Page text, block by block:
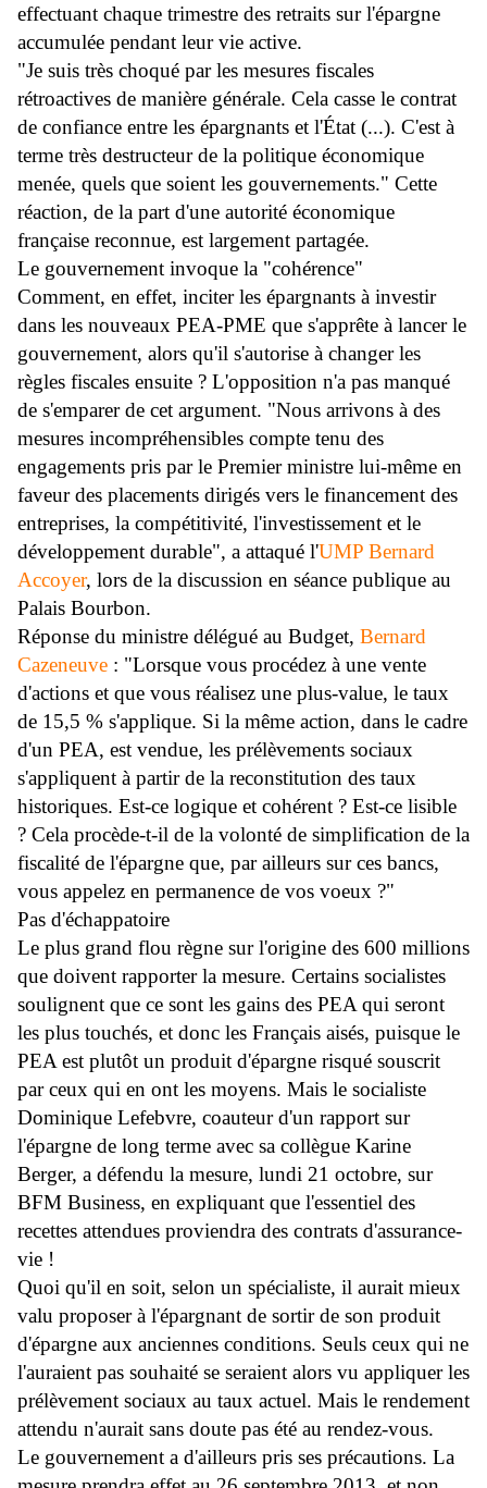
effectuant chaque trimestre des retraits sur l'épargne
accumulée pendant leur vie active.
"Je suis très choqué par les mesures fiscales
rétroactives de manière générale. Cela casse le contrat
de confiance entre les épargnants et l'État (...). C'est à
terme très destructeur de la politique économique
menée, quels que soient les gouvernements." Cette
réaction, de la part d'une autorité économique
française reconnue, est largement partagée.
Le gouvernement invoque la "cohérence"
Comment, en effet, inciter les épargnants à investir
dans les nouveaux PEA-PME que s'apprête à lancer le
gouvernement, alors qu'il s'autorise à changer les
règles fiscales ensuite ? L'opposition n'a pas manqué
de s'emparer de cet argument. "Nous arrivons à des
mesures incompréhensibles compte tenu des
engagements pris par le Premier ministre lui-même en
faveur des placements dirigés vers le financement des
entreprises, la compétitivité, l'investissement et le
développement durable", a attaqué l'UMP Bernard
Accoyer, lors de la discussion en séance publique au
Palais Bourbon.
Réponse du ministre délégué au Budget, Bernard
Cazeneuve : "Lorsque vous procédez à une vente
d'actions et que vous réalisez une plus-value, le taux
de 15,5 % s'applique. Si la même action, dans le cadre
d'un PEA, est vendue, les prélèvements sociaux
s'appliquent à partir de la reconstitution des taux
historiques. Est-ce logique et cohérent ? Est-ce lisible
? Cela procède-t-il de la volonté de simplification de la
fiscalité de l'épargne que, par ailleurs sur ces bancs,
vous appelez en permanence de vos voeux ?"
Pas d'échappatoire
Le plus grand flou règne sur l'origine des 600 millions
que doivent rapporter la mesure. Certains socialistes
soulignent que ce sont les gains des PEA qui seront
les plus touchés, et donc les Français aisés, puisque le
PEA est plutôt un produit d'épargne risqué souscrit
par ceux qui en ont les moyens. Mais le socialiste
Dominique Lefebvre, coauteur d'un rapport sur
l'épargne de long terme avec sa collègue Karine
Berger, a défendu la mesure, lundi 21 octobre, sur
BFM Business, en expliquant que l'essentiel des
recettes attendues proviendra des contrats d'assurance-
vie !
Quoi qu'il en soit, selon un spécialiste, il aurait mieux
valu proposer à l'épargnant de sortir de son produit
d'épargne aux anciennes conditions. Seuls ceux qui ne
l'auraient pas souhaité se seraient alors vu appliquer les
prélèvement sociaux au taux actuel. Mais le rendement
attendu n'aurait sans doute pas été au rendez-vous.
Le gouvernement a d'ailleurs pris ses précautions. La